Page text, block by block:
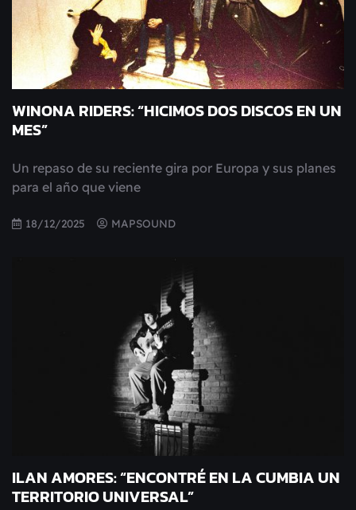
WINONA RIDERS: “HICIMOS DOS DISCOS EN UN
MES”
Un repaso de su reciente gira por Europa y sus planes
para el año que viene
18/12/2025 MAPSOUND
ILAN AMORES: “ENCONTRÉ EN LA CUMBIA UN
TERRITORIO UNIVERSAL”